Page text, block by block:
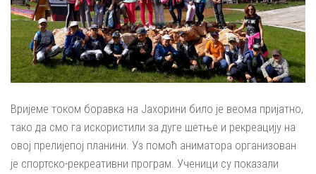
Вријеме током боравка на Јахорини било је веома пријатно,
тако да смо га искористили за дуге шетње и рекреацију на
овој прелијепој планини. Уз помоћ аниматора организован
је спортско-рекреативни програм. Ученици су показали